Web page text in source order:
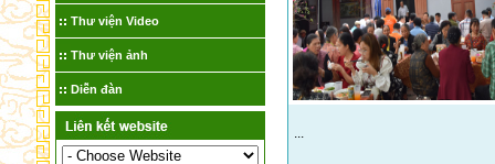
Thư viện Video
Thư viện ảnh
Diễn đàn
...